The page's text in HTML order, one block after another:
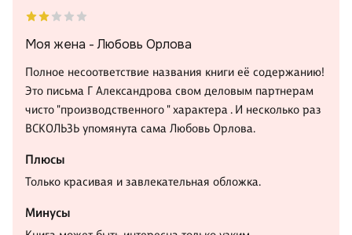
Моя жена - Любовь Орлова
Полное несоответствие названия книги её содержанию!
Это письма Г Александрова свом деловым партнерам
чисто "производственного " характера . И несколько раз
ВСКОЛЬЗЬ упомянута сама Любовь Орлова.
Плюсы
Только красивая и завлекательная обложка.
Минусы